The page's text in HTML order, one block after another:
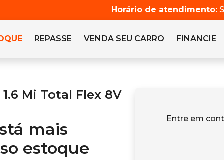
Horário de atendimento:
REPASSE VENDA SEU CARRO FINANCIE
Mi Total Flex 8V
mais
estoque
Entre em